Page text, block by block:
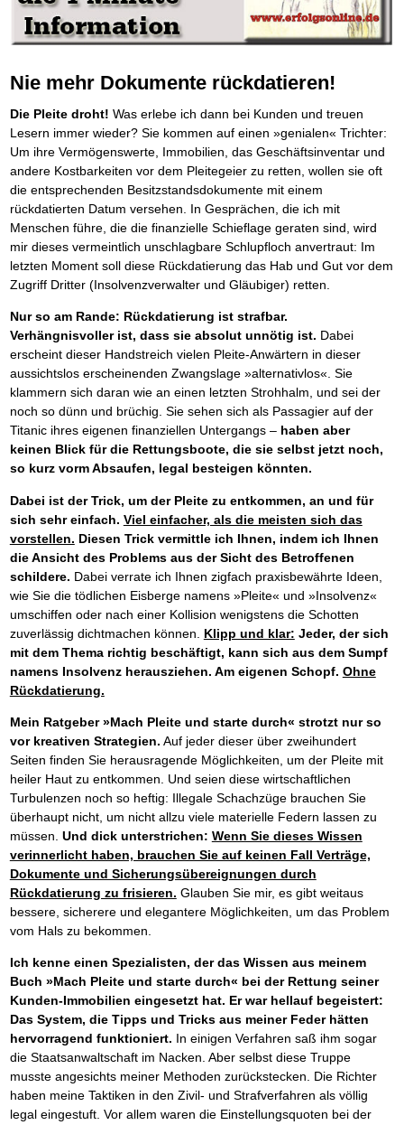
Schach der SCHUFA FRISCH EINGETROFFEN
Schnell eine saubere SCHUFA
Ihren Zeitgewinn maximieren
GbR als Einzelperson gründen
Der Finanzmanager
Behalten Sie den Überblick
Nützliche Problemlösungen
Vermögenssicherung durch GbR-Vertrag
GbR als Einzelperson gründen
Sich rechtlich einrichten
Schützen Sie sich
BRANDNEU
Gründen Sie Ihre Stiftung
Suchmaschinenoptimierung mit der Top10-Checkliste
Platzieren Sie sich bei Google ganz oben
Für ein erfolgreiches Leben
Mental Force
Geistigen Kräfte, die unter die Haut gehen
Nutze Deine geistigen Waffen
Methoden der Lebenstechnik
Hilf Dir selbst, hilft Dir Gott
Immer den Geist zum TUN begeistern
Die Feuerkraft TIPP
Holen Sie Erfolg in Ihr Leben
Mit System zum Erfolg GEHEIMTIPP
Starten Sie endlich durch
Frei Fahrt ohne Punkte
Kaufe doch Deine Schulden BRANDNEU
Die geniale Lösung zum schnellen Schuldenabbau
Der Weg zur finanziellen Freiheit
Ohne Probleme clever Texten und Schreiben
Die Macht des Telefax NEU
Zeit & Kommunikationsgewinn
Mittel gegen Titel EMPFEHLUNG
Sichern Sie Einkommen und Vermögenswerte 100%-tig ab
Bekannt wie ein bunter Hund im Internet INTERNET-TIPP
schnell im Internet bekannt werden und damit viel Geld verdienen
Schreib Dich reich SCHREIB VERTRIEBS TIPP
Nie mehr Dokumente rückdatieren!
Die Pleite droht! Was erlebe ich dann bei Kunden und treuen
Lesern immer wieder? Sie kommen auf einen »genialen« Trichter:
Um ihre Vermögenswerte, Immobilien, das Geschäftsinventar und
andere Kostbarkeiten vor dem Pleitegeier zu retten, wollen sie oft
die entsprechenden Besitzstandsdokumente mit einem
rückdatierten Datum versehen. In Gesprächen, die ich mit
Menschen führe, die die finanzielle Schieflage geraten sind, wird
mir dieses vermeintlich unschlagbare Schlupfloch anvertraut: Im
letzten Moment soll diese Rückdatierung das Hab und Gut vor dem
Zugriff Dritter (Insolvenzverwalter und Gläubiger) retten.
Nur so am Rande: Rückdatierung ist strafbar.
Verhängnisvoller ist, dass sie absolut unnötig ist. Dabei
erscheint dieser Handstreich vielen Pleite-Anwärtern in dieser
aussichtslos erscheinenden Zwangslage »alternativlos«. Sie
klammern sich daran wie an einen letzten Strohhalm, und sei der
noch so dünn und brüchig. Sie sehen sich als Passagier auf der
Titanic ihres eigenen finanziellen Untergangs – haben aber
keinen Blick für die Rettungsboote, die sie selbst jetzt noch,
so kurz vorm Absaufen, legal besteigen könnten.
Dabei ist der Trick, um der Pleite zu entkommen, an und für
sich sehr einfach. Viel einfacher, als die meisten sich das
vorstellen. Diesen Trick vermittle ich Ihnen, indem ich Ihnen
die Ansicht des Problems aus der Sicht des Betroffenen
schildere. Dabei verrate ich Ihnen zigfach praxisbewährte Ideen,
wie Sie die tödlichen Eisberge namens »Pleite« und »Insolvenz«
umschiffen oder nach einer Kollision wenigstens die Schotten
zuverlässig dichtmachen können. Klipp und klar: Jeder, der sich
mit dem Thema richtig beschäftigt, kann sich aus dem Sumpf
namens Insolvenz herausziehen. Am eigenen Schopf. Ohne
Rückdatierung.
Mein Ratgeber »Mach Pleite und starte durch« strotzt nur so
vor kreativen Strategien. Auf jeder dieser über zweihundert
Seiten finden Sie herausragende Möglichkeiten, um der Pleite mit
heiler Haut zu entkommen. Und seien diese wirtschaftlichen
Turbulenzen noch so heftig: Illegale Schachzüge brauchen Sie
überhaupt nicht, um nicht allzu viele materielle Federn lassen zu
müssen. Und dick unterstrichen: Wenn Sie dieses Wissen
verinnerlicht haben, brauchen Sie auf keinen Fall Verträge,
Dokumente und Sicherungsübereignungen durch
Rückdatierung zu frisieren. Glauben Sie mir, es gibt weitaus
bessere, sicherere und elegantere Möglichkeiten, um das Problem
vom Hals zu bekommen.
Ich kenne einen Spezialisten, der das Wissen aus meinem
Buch »Mach Pleite und starte durch« bei der Rettung seiner
Kunden-Immobilien eingesetzt hat. Er war hellauf begeistert:
Das System, die Tipps und Tricks aus meiner Feder hätten
hervorragend funktioniert. In einigen Verfahren saß ihm sogar
die Staatsanwaltschaft im Nacken. Aber selbst diese Truppe
musste angesichts meiner Methoden zurückstecken. Die Richter
haben meine Taktiken in den Zivil- und Strafverfahren als völlig
legal eingestuft. Vor allem waren die Einstellungsquoten bei der